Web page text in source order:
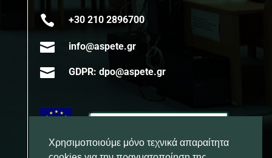
 +30 210 2896700
 info@aspete.gr
 GDPR: dpo@aspete.gr
Χρησιμοποιούμε μόνο τεχνικά απαραίτητα